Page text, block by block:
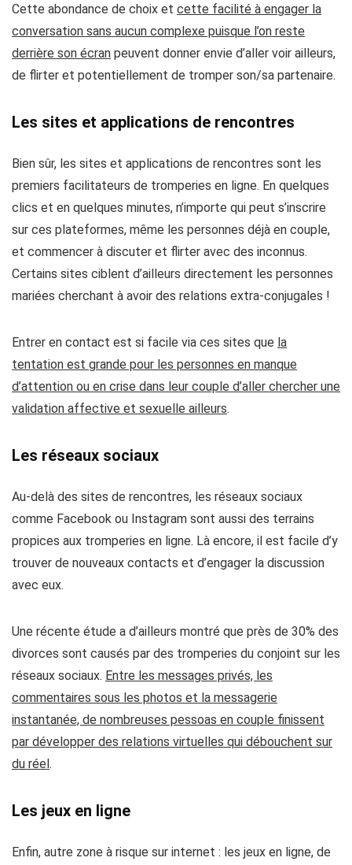
Cette abondance de choix et cette facilité à engager la
conversation sans aucun complexe puisque l’on reste
derrière son écran peuvent donner envie d’aller voir ailleurs,
de flirter et potentiellement de tromper son/sa partenaire.
Les sites et applications de rencontres
Bien sûr, les sites et applications de rencontres sont les
premiers facilitateurs de tromperies en ligne. En quelques
clics et en quelques minutes, n’importe qui peut s’inscrire
sur ces plateformes, même les personnes déjà en couple,
et commencer à discuter et flirter avec des inconnus.
Certains sites ciblent d’ailleurs directement les personnes
mariées cherchant à avoir des relations extra-conjugales !
Entrer en contact est si facile via ces sites que la
tentation est grande pour les personnes en manque
d’attention ou en crise dans leur couple d’aller chercher une
validation affective et sexuelle ailleurs.
Les réseaux sociaux
Au-delà des sites de rencontres, les réseaux sociaux
comme Facebook ou Instagram sont aussi des terrains
propices aux tromperies en ligne. Là encore, il est facile d’y
trouver de nouveaux contacts et d’engager la discussion
avec eux.
Une récente étude a d’ailleurs montré que près de 30% des
divorces sont causés par des tromperies du conjoint sur les
réseaux sociaux. Entre les messages privés, les
commentaires sous les photos et la messagerie
instantanée, de nombreuses pessoas en couple finissent
par développer des relations virtuelles qui débouchent sur
du réel.
Les jeux en ligne
Enfin, autre zone à risque sur internet : les jeux en ligne, de